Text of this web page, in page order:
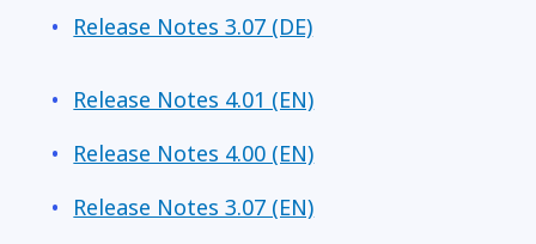
Release Notes 3.07 (DE)
Release Notes 4.01 (EN)
Release Notes 4.00 (EN)
Release Notes 3.07 (EN)